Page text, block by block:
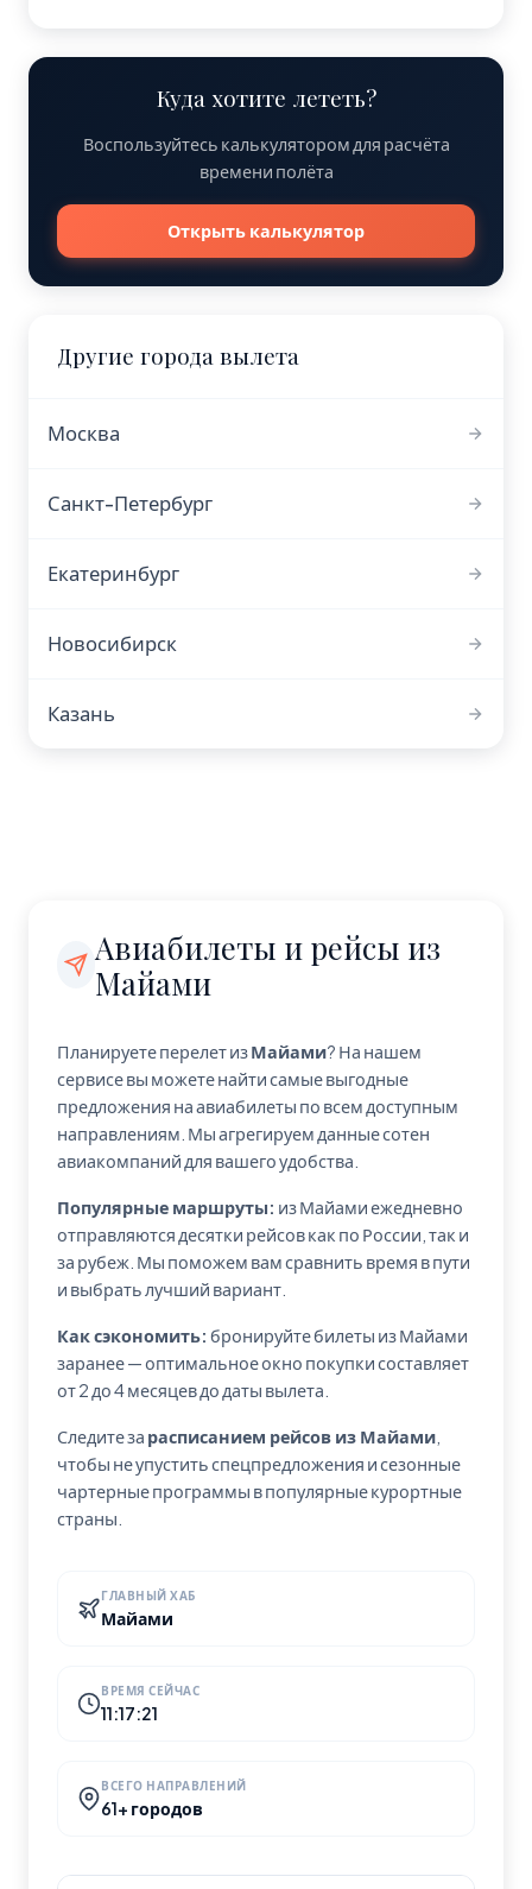
Куда хотите лететь?
Воспользуйтесь калькулятором для расчёта
времени полёта
Открыть калькулятор
Другие города вылета
Москва
Санкт-Петербург
Екатеринбург
Новосибирск
Казань
Авиабилеты и рейсы из
Майами
Планируете перелет изМайами? На нашем
сервисе вы можете найти самые выгодные
предложения на авиабилеты по всем доступным
направлениям. Мы агрегируем данные сотен
авиакомпаний для вашего удобства.
Популярные маршруты: из Майами ежедневно
отправляются десятки рейсов как по России, так и
за рубеж. Мы поможем вам сравнить время в пути
и выбрать лучший вариант.
Как сэкономить: бронируйте билеты из Майами
заранее — оптимальное окно покупки составляет
от 2 до 4 месяцев до даты вылета.
Следите за расписанием рейсов из Майами
чтобы не упустить спецпредложения и сезонные
чартерные программы в популярные курортные
страны.
ГЛАВНЫЙ ХАБ
Майами
ВРЕМЯ СЕЙЧАС
11:17:22
ВСЕГО НАПРАВЛЕНИЙ
61+ городов